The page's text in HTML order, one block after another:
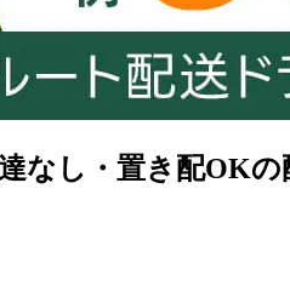
なし・置き配OK